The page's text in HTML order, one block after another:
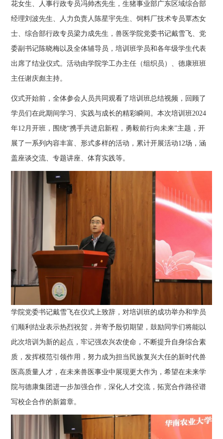
花女生、人事行政专员冯帅杰先生，生猪事业部广东区域综合部
经理刘波先生、人力负责人陈星宇先生、饲料厂技术专员覃杰女
士、综合部行政专员梁力成先生，兽医学院党委书记戴雪飞、党
委副书记陈晓梅以及全体辅导员，培训班学员和各年级学生代表
出席了结业仪式。活动由学院学工办主任（组织员）、德康班班
主任谢庆彪主持。
仪式开始前，全体参会人员共同观看了培训班总结视频，回顾了
学员们在此期间学习、实践与成长的精彩瞬间。本次培训班2024
年12月开班，围绕“携手共进启新程，勇毅前行向未来”主题，开
展了一系列内容丰富、形式多样的活动，累计开展活动12场，涵
盖座谈交流、专题讲座、体育实践等。
学院党委书记戴雪飞在仪式上致辞，对培训班的成功举办和学员
们顺利结业表示热烈祝贺，并寄予殷切期望，鼓励同学们将能以
此次培训为新的起点，牢记强农兴农使命，不断提升自身综合素
质，发挥模范引领作用，努力成为担当民族复兴大任的新时代兽
医高质量人才，在未来兽医事业中展现更大作为，希望在未来学
院与德康集团进一步加强合作，深化人才交流，拓宽合作路径谱
写校企合作的新篇章。